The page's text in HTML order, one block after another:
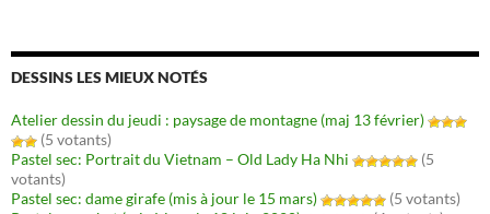
DESSINS LES MIEUX NOTÉS
Atelier dessin du jeudi : paysage de montagne (maj 13 février)
(5 votants)
Pastel sec: Portrait du Vietnam – Old Lady Ha Nhi
(5
votants)
Pastel sec: dame girafe (mis à jour le 15 mars)
(5 votants)